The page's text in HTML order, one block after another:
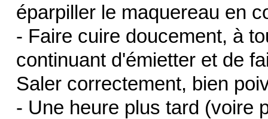
éparpiller le maquereau en
- Faire cuire doucement, à
continuant d'émietter et de
Saler correctement, bien
- Une heure plus tard (voire